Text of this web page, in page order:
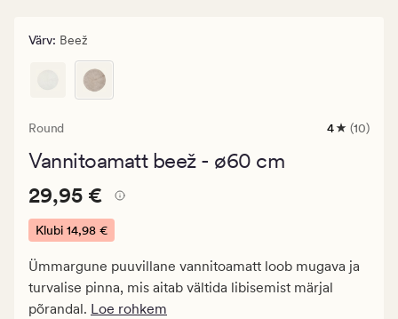
Värv: Beež
Round
10
4 (10)
Vannitoamatt beež - ø60 cm
Pris_ee
29,95
€.
14,98
€
Pris_ee 29,95 €
29,95 €
Klubi 14,98 €
Ümmargune puuvillane vannitoamatt loob mugava ja
turvalise pinna, mis aitab vältida libisemist märjal
põrandal. Loe rohkem